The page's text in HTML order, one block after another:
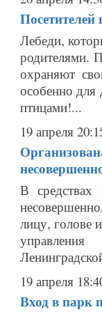
Посетителей
Лебеди,
родителями.
охраняют
особенно для
птицами!...
19 апреля
В средствах
лицу, голове
19 апреля
Вход в парк